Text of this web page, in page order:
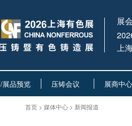
展
上
展品预览 压铸会议 展商中心
首页 > 媒体中心 > 新闻报道